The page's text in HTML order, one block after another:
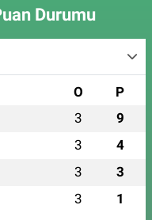
Durumu
O P
3 9
3 4
3 3
3 1